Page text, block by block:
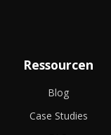
Ressourcen
Blog
Case Studies